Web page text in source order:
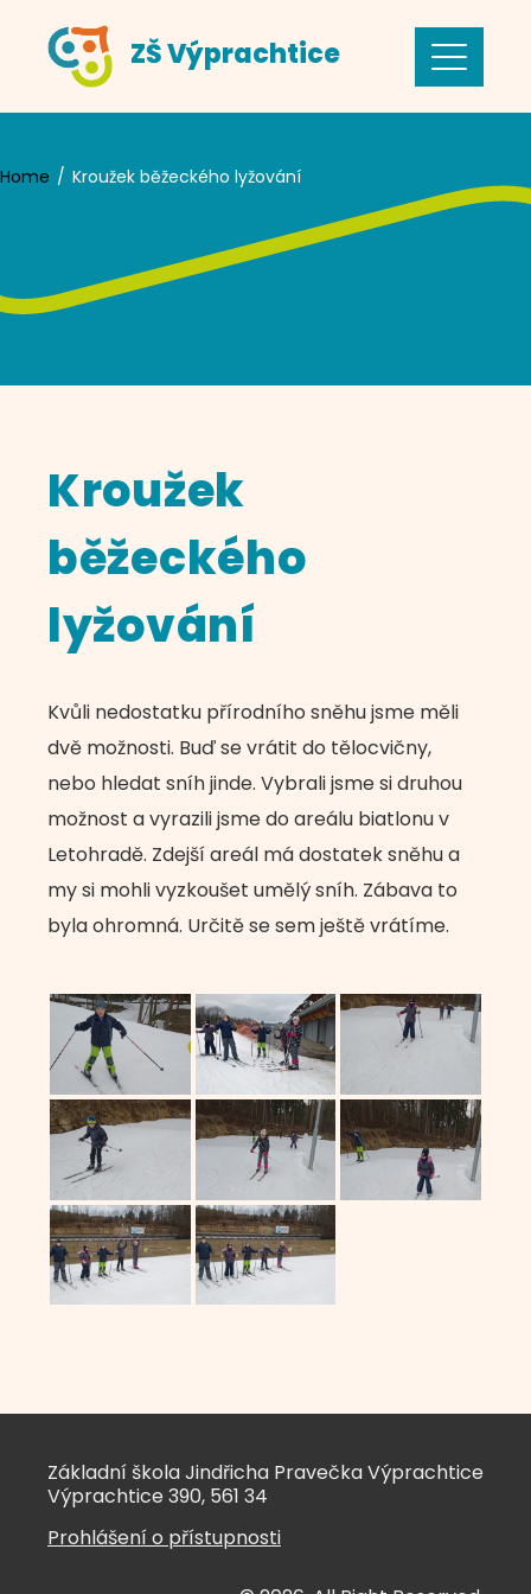
content
ZŠ Výprachtice
Home Kroužek běžeckého lyžování
Kroužek
běžeckého
lyžování
Kvůli nedostatku přírodního sněhu jsme měli
dvě možnosti. Buď se vrátit do tělocvičny,
nebo hledat sníh jinde. Vybrali jsme si druhou
možnost a vyrazili jsme do areálu biatlonu v
Letohradě. Zdejší areál má dostatek sněhu a
my si mohli vyzkoušet umělý sníh. Zábava to
byla ohromná. Určitě se sem ještě vrátíme.
Základní škola Jindřicha Pravečka Výprachtice
Výprachtice 390, 561 34
Prohlášení o přístupnosti